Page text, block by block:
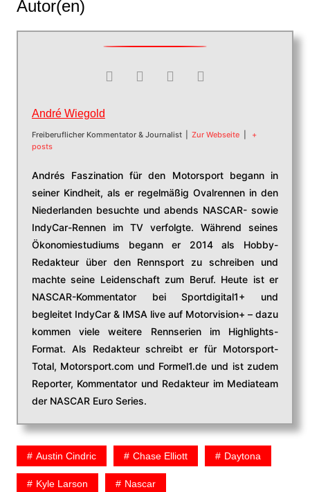
Autor(en)
André Wiegold
Freiberuflicher Kommentator & Journalist Zur Webseite
+
posts
Andrés Faszination für den Motorsport begann in
seiner Kindheit, als er regelmäßig Ovalrennen in den
Niederlanden besuchte und abends NASCAR- sowie
IndyCar-Rennen im TV verfolgte. Während seines
Ökonomiestudiums begann er 2014 als Hobby-
Redakteur über den Rennsport zu schreiben und
machte seine Leidenschaft zum Beruf. Heute ist er
NASCAR-Kommentator bei Sportdigital1+ und
begleitet IndyCar & IMSA live auf Motorvision+ – dazu
kommen viele weitere Rennserien im Highlights-
Format. Als Redakteur schreibt er für Motorsport-
Total, Motorsport.com und Formel1.de und ist zudem
Reporter, Kommentator und Redakteur im Mediateam
der NASCAR Euro Series.
Austin Cindric Chase Elliott Daytona
Kyle Larson Nascar